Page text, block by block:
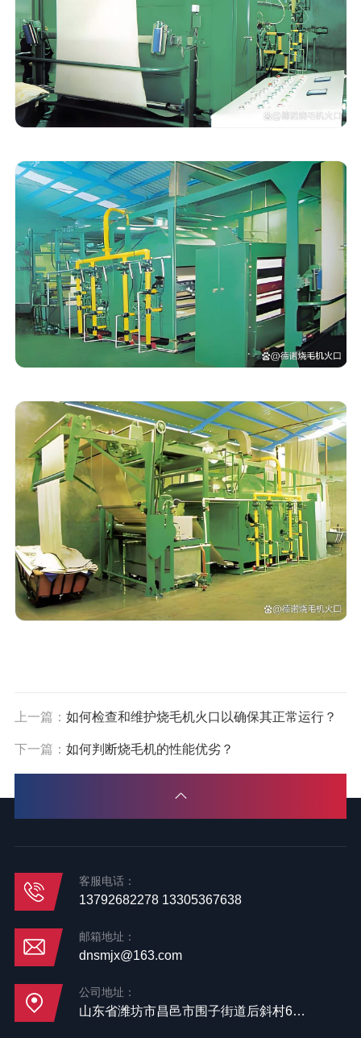
上一篇： 如何检查和维护烧毛机火口以确保其正常运行？
下一篇： 如何判断烧毛机的性能优劣？
客服电话：
13792682278 13305367638
邮箱地址：
dnsmjx@163.com
公司地址：
山东省潍坊市昌邑市围子街道后斜村65号